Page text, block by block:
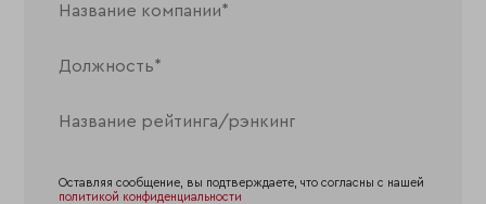
Оставляя сообщение, вы подтверждаете, что согласны с нашей
политикой конфиденциальности